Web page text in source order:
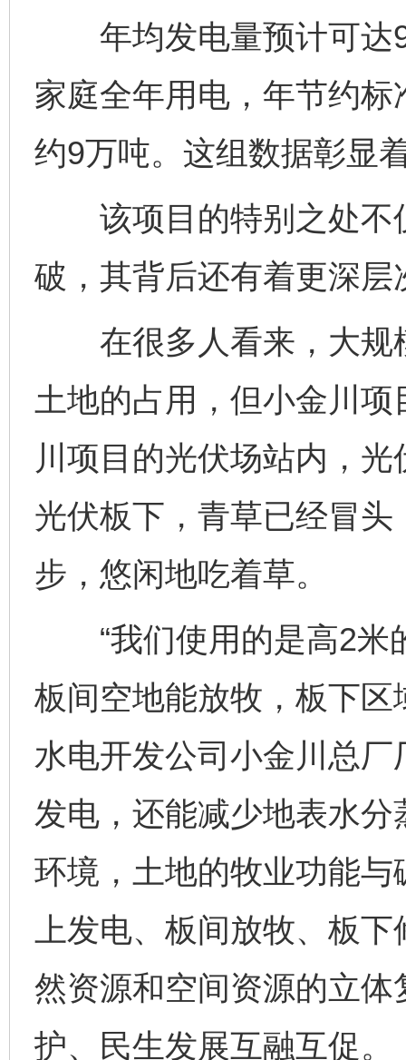
年均发电量预计可达
家庭全年用电，年节约
约9万吨。这组数据彰显
该项目的特别之处不
破，其背后还有着更深
在很多人看来，大规
土地的占用，但小金川项
川项目的光伏场站内，光
光伏板下，青草已经冒头
步，悠闲地吃着草。
“我们使用的是高2米
板间空地能放牧，板下区
水电开发公司小金川总
发电，还能减少地表水
环境，土地的牧业功能与
上发电、板间放牧、板
然资源和空间资源的立
护、民生发展互融互促。